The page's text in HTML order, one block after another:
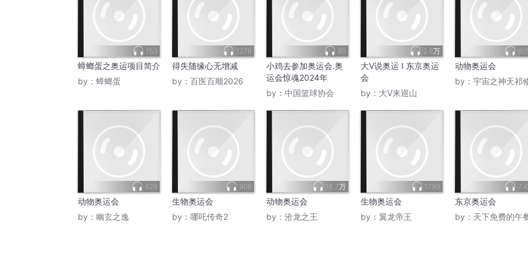
153
蟑螂蛋之奥运项目简介
by： 蟑螂蛋
1276
得失随缘心无增减
by： 百医百顺2026
80
小鸡去参加奥运会.奥
运会惊魂2024年
by： 中国篮球协会
2.6万
大V说奥运 I 东京奥运
会
by： 大V来巡山
动物奥运会
by： 宇宙之神天祁
628
动物奥运会
by： 幽玄之逸
908
生物奥运会
by： 哪吒传奇2
16.7万
动物奥运会
by： 沧龙之王
1799
生物奥运会
by： 翼龙帝王
东京奥运会
by： 天下免费的午